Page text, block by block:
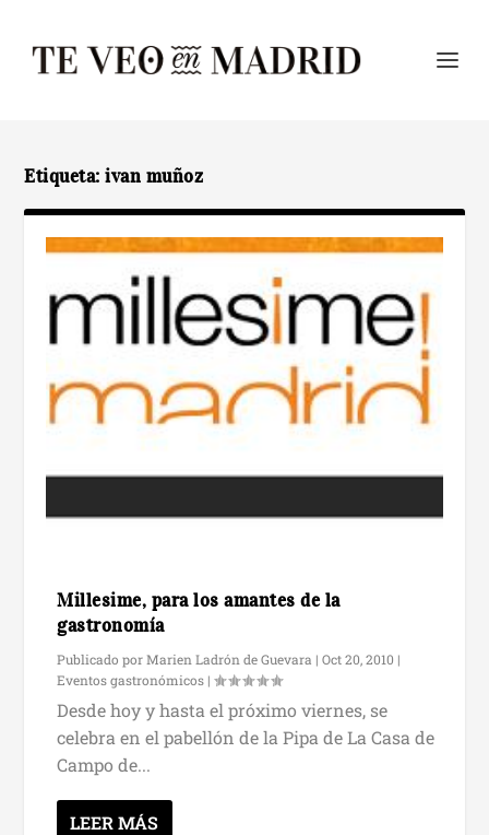
Etiqueta:ivan muñoz
Millesime, para los amantes de la
gastronomía
Publicado porMarien Ladrón de Guevara |Oct 20, 2010 |
Eventos gastronómicos |
Desde hoy y hasta el próximo viernes, se
celebra en el pabellón de la Pipa de La Casa de
Campo de...
LEER MÁS